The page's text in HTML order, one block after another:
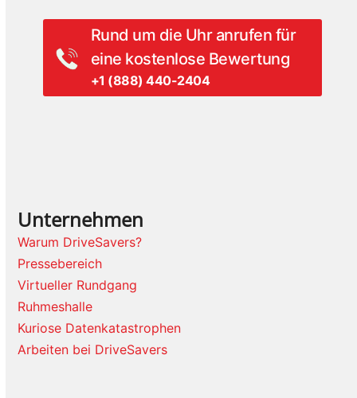
Rund um die Uhr anrufen für
eine kostenlose Bewertung
+1 (888) 440-2404
Unternehmen
Warum DriveSavers?
Pressebereich
Virtueller Rundgang
Ruhmeshalle
Kuriose Datenkatastrophen
Arbeiten bei DriveSavers